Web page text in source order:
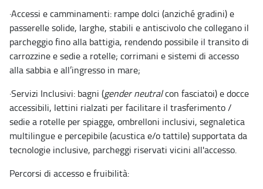
·Accessi e camminamenti: rampe dolci (anziché gradini) e
passerelle solide, larghe, stabili e antiscivolo che collegano il
parcheggio fino alla battigia, rendendo possibile il transito di
carrozzine e sedie a rotelle; corrimani e sistemi di accesso
alla sabbia e all’ingresso in mare;
·Servizi Inclusivi: bagni (gender neutralcon fasciatoi) e docce
accessibili, lettini rialzati per facilitare il trasferimento /
sedie a rotelle per spiagge, ombrelloni inclusivi, segnaletica
multilingue e percepibile (acustica e/o tattile) supportata da
tecnologie inclusive, parcheggi riservati vicini all'accesso.
Percorsi di accesso e fruibilità: